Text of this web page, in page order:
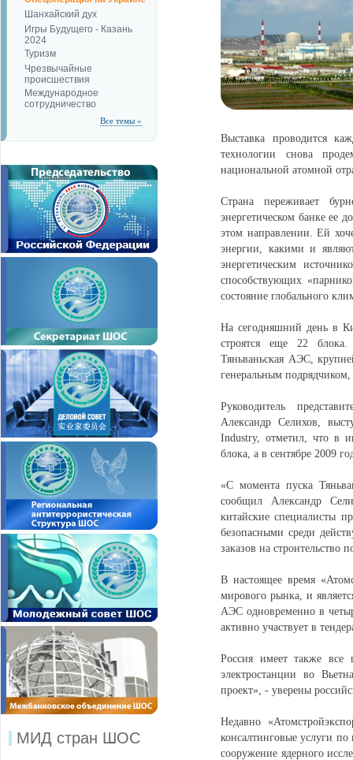
Шанхайский дух
Игры Будущего - Казань
2024
Туризм
Чрезвычайные
происшествия
Международное
сотрудничество
Все темы »
МИД стран ШОС
Выставка проводится
технологии снова
национальной атомной
Страна переживает
энергетическом банке ее
этом направлении. Ей
энергии, какими и
энергетическим
способствующих
состояние глобального
На сегодняшний день в
строятся еще 22
Тяньваньская АЭС,
генеральным
Руководитель
Александр Селихов,
Industry, отметил, что в
блока, а в сентябре 2009
«С момента пуска
сообщил Александр
китайские специалисты
безопасными среди
заказов на
В настоящее время
мирового рынка, и
АЭС одновременно в
активно участвует в
Россия имеет также все
электростанции во
проект», - уверены
Недавно
консалтинговые услуги
сооружение ядерного